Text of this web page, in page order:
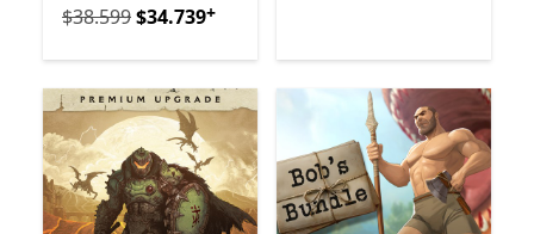
Originalmente $38.599 ahora $34.739
$38.599$34.739+